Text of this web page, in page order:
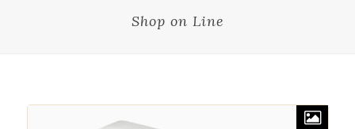
Shop on Line